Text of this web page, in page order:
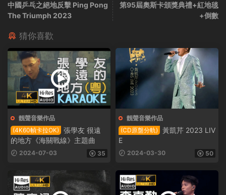
中國乒乓之絕地反擊 Ping Pong
The Triumph 2023
第95屆奧斯卡頒獎典禮+紅地毯
+倒數
猜你喜歡
靓聲音樂作品
(4K60幀卡拉OK)
張學友 很遠
的地方《海關戰線》主題曲
2024-07-03 35
靓聲音樂作品
(CD原盤分軌)
黃凱芹 2023 LIV
E
2024-03-30 50